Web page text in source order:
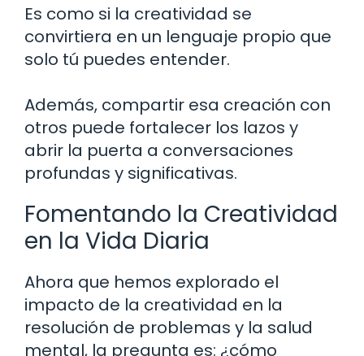
Es como si la creatividad se
convirtiera en un lenguaje propio que
solo tú puedes entender.
Además, compartir esa creación con
otros puede fortalecer los lazos y
abrir la puerta a conversaciones
profundas y significativas.
Fomentando la Creatividad
en la Vida Diaria
Ahora que hemos explorado el
impacto de la creatividad en la
resolución de problemas y la salud
mental, la pregunta es: ¿cómo